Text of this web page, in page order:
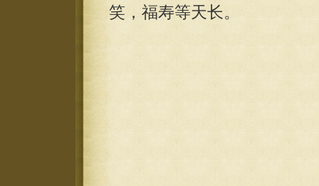
笑，福寿等天长。